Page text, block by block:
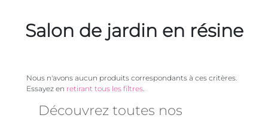
Salon de jardin en résine
Nous n'avons aucun produits correspondants à ces critères.
Essayez en retirant tous les filtres.
Découvrez toutes nos